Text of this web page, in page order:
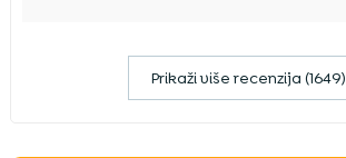
Prikaži više recenzija (1649)